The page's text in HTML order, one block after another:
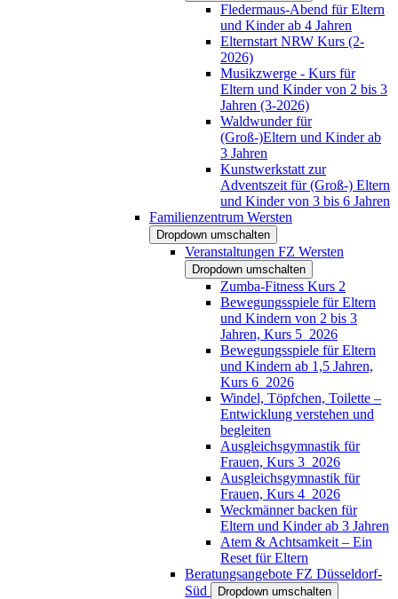
Fledermaus-Abend für Eltern
und Kinder ab 4 Jahren
Elternstart NRW Kurs (2-
2026)
Musikzwerge - Kurs für
Eltern und Kinder von 2 bis 3
Jahren (3-2026)
Waldwunder für
(Groß-)Eltern und Kinder ab
3 Jahren
Kunstwerkstatt zur
Adventszeit für (Groß-) Eltern
und Kinder von 3 bis 6 Jahren
Familienzentrum Wersten
Dropdown umschalten
Veranstaltungen FZ Wersten
Dropdown umschalten
Zumba-Fitness Kurs 2
Bewegungsspiele für Eltern
und Kindern von 2 bis 3
Jahren, Kurs 5_2026
Bewegungsspiele für Eltern
und Kindern ab 1,5 Jahren,
Kurs 6_2026
Windel, Töpfchen, Toilette –
Entwicklung verstehen und
begleiten
Ausgleichsgymnastik für
Frauen, Kurs 3_2026
Ausgleichsgymnastik für
Frauen, Kurs 4_2026
Weckmänner backen für
Eltern und Kinder ab 3 Jahren
Atem & Achtsamkeit – Ein
Reset für Eltern
Beratungsangebote FZ Düsseldorf-
Süd
Dropdown umschalten